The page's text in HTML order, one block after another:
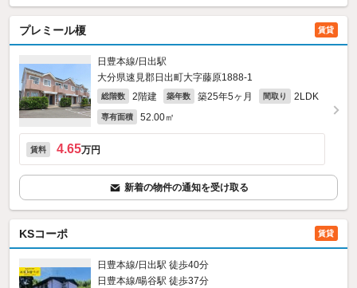
プレミール榎 賃貸
日豊本線/日出駅
大分県速見郡日出町大字藤原1888‐1
総階数 2階建 築年数 築25年5ヶ月 間取り 2LDK
専有面積 52.00㎡
賃料 4.65万円
新着の物件の通知を受け取る
KSコーポ 賃貸
日豊本線/日出駅 徒歩40分
日豊本線/暘谷駅 徒歩37分